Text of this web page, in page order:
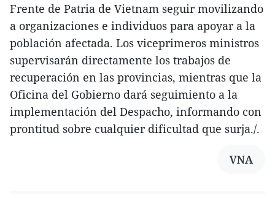
Frente de Patria de Vietnam seguir movilizando
a organizaciones e individuos para apoyar a la
población afectada. Los viceprimeros ministros
supervisarán directamente los trabajos de
recuperación en las provincias, mientras que la
Oficina del Gobierno dará seguimiento a la
implementación del Despacho, informando con
prontitud sobre cualquier dificultad que surja./.
VNA